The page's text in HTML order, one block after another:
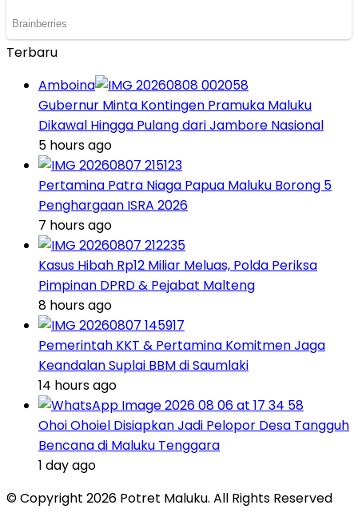
Terbaru
Amboina
Gubernur Minta Kontingen Pramuka Maluku
Dikawal Hingga Pulang dari Jambore Nasional
5 hours ago
Pertamina Patra Niaga Papua Maluku Borong 5
Penghargaan ISRA 2026
7 hours ago
Kasus Hibah Rp12 Miliar Meluas, Polda Periksa
Pimpinan DPRD & Pejabat Malteng
8 hours ago
Pemerintah KKT & Pertamina Komitmen Jaga
Keandalan Suplai BBM di Saumlaki
14 hours ago
Ohoi Ohoiel Disiapkan Jadi Pelopor Desa Tangguh
Bencana di Maluku Tenggara
1 day ago
© Copyright 2026 Potret Maluku. All Rights Reserved